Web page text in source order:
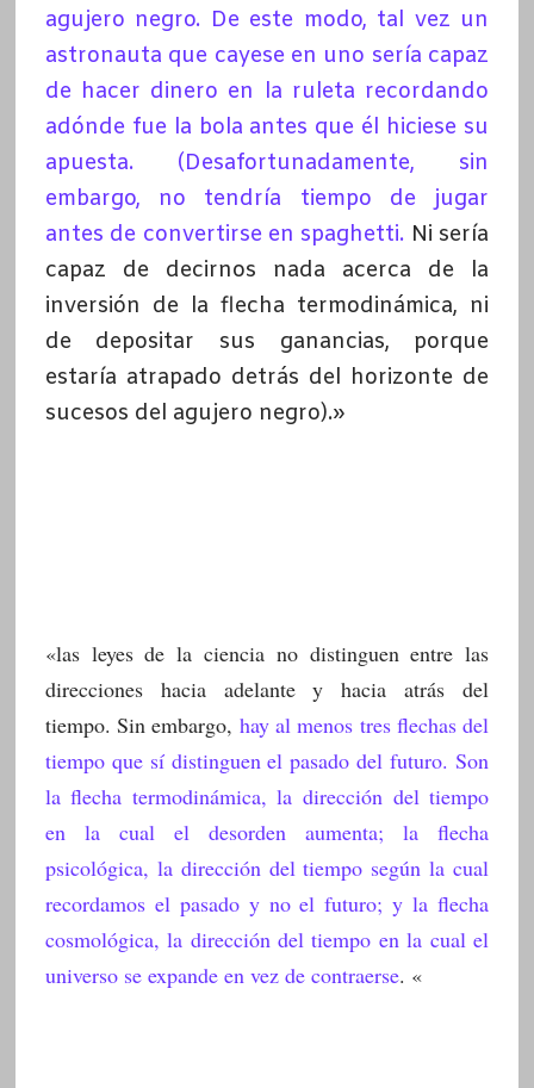
agujero negro. De este modo, tal vez un
astronauta que cayese en uno sería capaz
de hacer dinero en la ruleta recordando
adónde fue la bola antes que él hiciese su
apuesta. (Desafortunadamente, sin
embargo, no tendría tiempo de jugar
antes de convertirse en spaghetti. Ni sería
capaz de decirnos nada acerca de la
inversión de la flecha termodinámica, ni
de depositar sus ganancias, porque
estaría atrapado detrás del horizonte de
sucesos del agujero negro).»
«las leyes de la ciencia no distinguen entre las
direcciones hacia adelante y hacia atrás del
tiempo. Sin embargo, hay al menos tres flechas del
tiempo que sí distinguen el pasado del futuro. Son
la flecha termodinámica, la dirección del tiempo
en la cual el desorden aumenta; la flecha
psicológica, la dirección del tiempo según la cual
recordamos el pasado y no el futuro; y la flecha
cosmológica, la dirección del tiempo en la cual el
universo se expande en vez de contraerse. «